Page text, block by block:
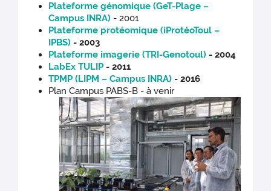
Plateforme génomique (GeT-Plage –
Campus INRA) - 2001
Plateforme protéomique (iProtéoToul –
IPBS) - 2003
Plateforme imagerie (TRI-Genotoul) - 2004
LabEx TULIP - 2011
TPMP (LIPM – Campus INRA) - 2016
Plan Campus PABS-B - à venir